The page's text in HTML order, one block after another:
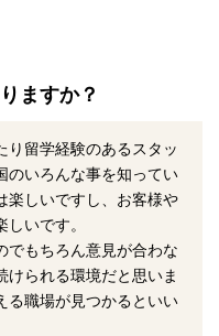
ますか？
り留学経験のあるスタッ
のいろんな事を知ってい
楽しいですし、お客様や
いです。
でもちろん意見が合わな
けられる環境だと思いま
る職場が見つかるといい